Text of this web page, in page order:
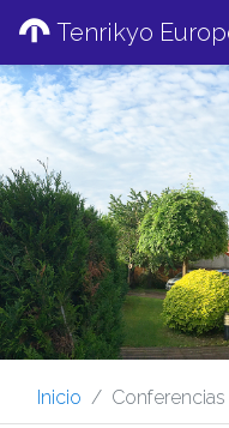
Tenrikyo
Inicio Conferencias